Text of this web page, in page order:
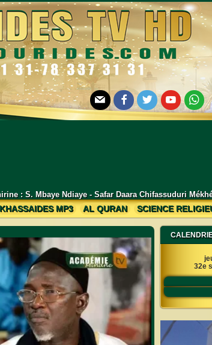
Chifassuduri Mékhé Lambaye Edition 2026 - 1448H
E-mail FacebookTwitter Youtube
KHASSAIDES MP3 AL QURAN SCIENCE
32e